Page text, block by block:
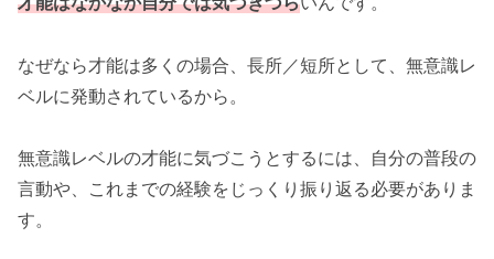
なぜなら才能は多くの場合、長所／短所として、無意識レ
ベルに発動されているから。
無意識レベルの才能に気づこうとするには、自分の普段の
言動や、これまでの経験をじっくり振り返る必要がありま
す。